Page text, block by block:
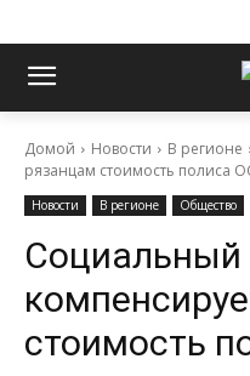
Домой Новости В регионе
рязанцам стоимость полиса
Новости В регионе Общество
стоимость